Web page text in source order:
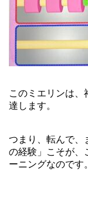
このミエリンは、
達します。
つまり、転んで
の経験」こそが、
ーニングなのです。